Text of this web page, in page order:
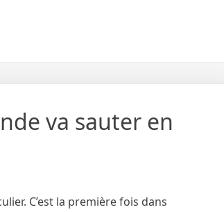
va sauter en
C’est la première fois dans